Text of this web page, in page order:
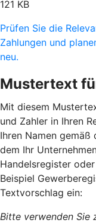
121 KB
Prüfen Sie die
Zahlungen und
neu.
Mustertext
Mit diesem
und Zahler in Ihren
Ihren Namen
dem Ihr
Handelsregister
Beispiel
Textvorschlag ein:
Bitte verwenden Sie